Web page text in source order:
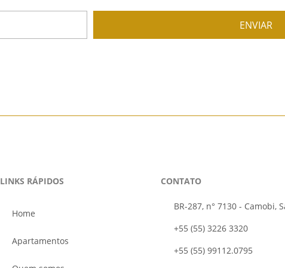
ENVIAR
LINKS RÁPIDOS
Home
Apartamentos
CONTATO
BR-287, n° 7130 - Camobi,
+55 (55) 3226 3320
+55 (55) 99112.0795